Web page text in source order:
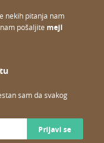
nekih pitanja nam
pošaljite mejl
sam da svakog
Prijavi se